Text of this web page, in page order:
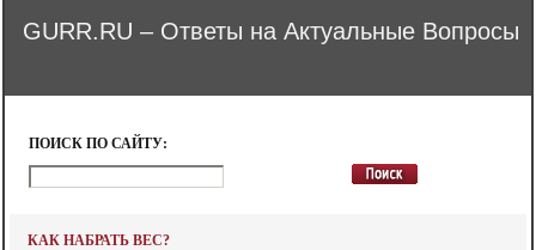
GURR.RU – Ответы на Актуальные Вопросы
ПОИСК ПО САЙТУ:
КАК НАБРАТЬ ВЕС?